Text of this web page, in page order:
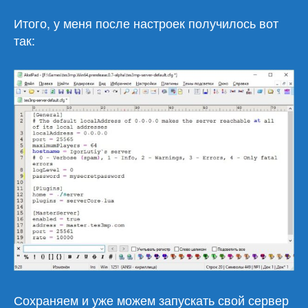
Итого, у меня после настроек получилось вот
так:
Сохраняем и уже можем запускать свой сервер